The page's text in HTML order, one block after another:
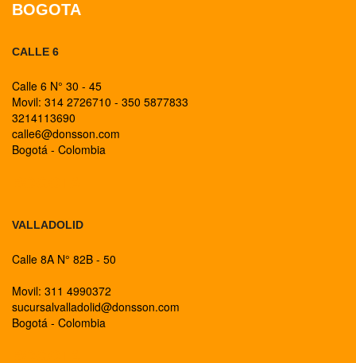
BOGOTA
CALLE 6
Calle 6 N° 30 - 45
Movil: 314 2726710 - 350 5877833
3214113690
calle6@donsson.com
Bogotá - Colombia
VALLADOLID
Calle 8A N° 82B - 50
Movil: 311 4990372
sucursalvalladolid@donsson.com
Bogotá - Colombia